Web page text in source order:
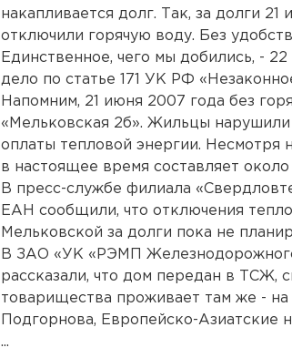
накапливается долг. Так, за долги
отключили горячую воду. Без
Единственное, чего мы добились, -
дело по статье 171 УК РФ
Напомним, 21 июня 2007 года без
«Мельковская 2б». Жильцы нарушили
оплаты тепловой энергии. Несмотря
в настоящее время составляет
В пресс-службе филиала
ЕАН сообщили, что отключения
Мельковской за долги пока не
В ЗАО «УК «РЭМП
рассказали, что дом передан в ТСЖ,
товарищества проживает там же -
Подгорнова, Европейско-Азиатские
...